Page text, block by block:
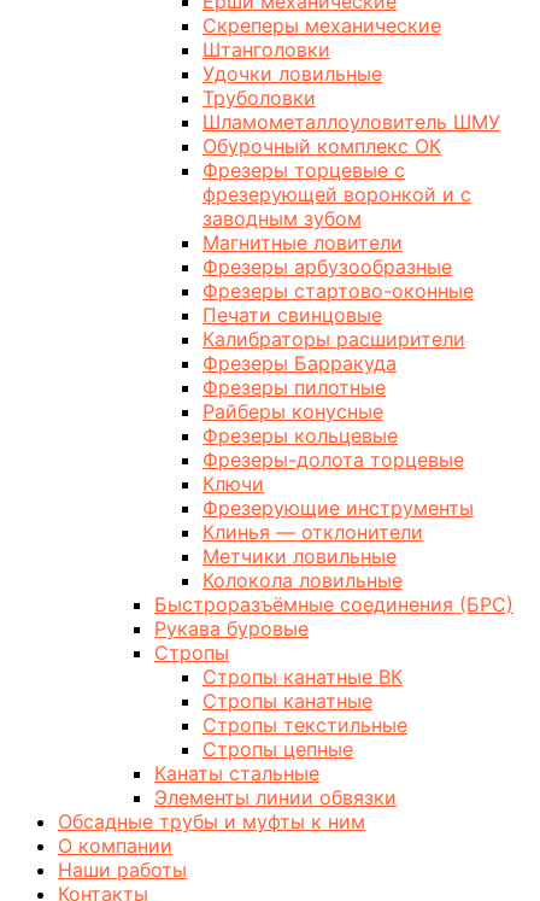
Скреперы механические
Штанголовки
Удочки ловильные
Труболовки
Шламометаллоуловитель ШМУ
Обурочный комплекс ОК
Фрезеры торцевые с
фрезерующей воронкой и с
заводным зубом
Магнитные ловители
Фрезеры арбузообразные
Фрезеры стартово-оконные
Печати свинцовые
Калибраторы расширители
Фрезеры Барракуда
Фрезеры пилотные
Райберы конусные
Фрезеры кольцевые
Фрезеры-долота торцевые
Ключи
Фрезерующие инструменты
Клинья — отклонители
Метчики ловильные
Колокола ловильные
Быстроразъёмные соединения (БРС)
Рукава буровые
Стропы
Стропы канатные ВК
Стропы канатные
Стропы текстильные
Стропы цепные
Канаты стальные
Элементы линии обвязки
Обсадные трубы и муфты к ним
О компании
Наши работы
Контакты